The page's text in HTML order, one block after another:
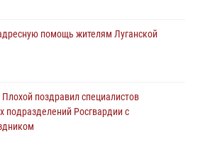
помощь жителям Луганской
поздравил специалистов
подразделений Росгвардии с